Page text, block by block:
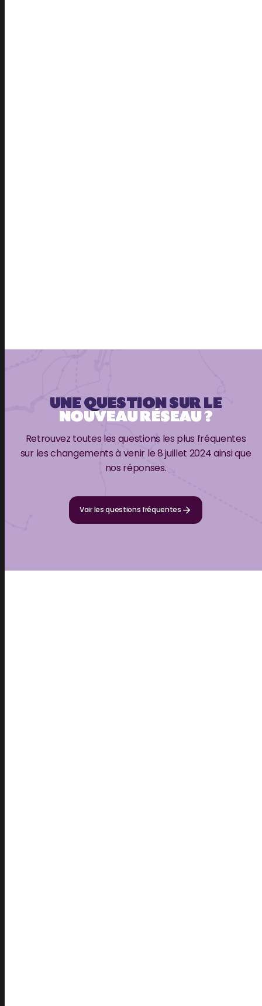
UNE QUESTION SUR LE
NOUVEAU RÉSEAU ?
Retrouvez toutes les questions les plus fréquentes
sur les changements à venir le 8 juillet 2024 ainsi que
nos réponses.
Voir les questions fréquentes